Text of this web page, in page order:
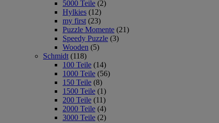
5000 Teile (2)
Hylkies (12)
my first (23)
Puzzle Momente (21)
Speedy Puzzle (3)
Wooden (5)
Schmidt (118)
100 Teile (14)
1000 Teile (56)
150 Teile (8)
1500 Teile (1)
200 Teile (11)
2000 Teile (4)
3000 Teile (2)